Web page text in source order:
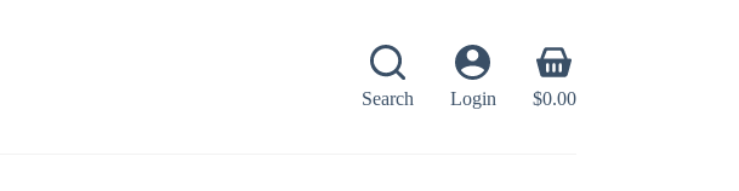
Search Login
Shopping
cart
$0.00